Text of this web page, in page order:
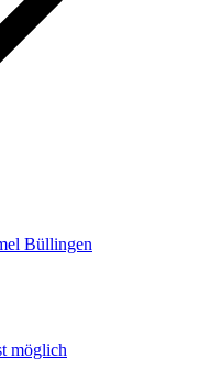
Büllingen
möglich